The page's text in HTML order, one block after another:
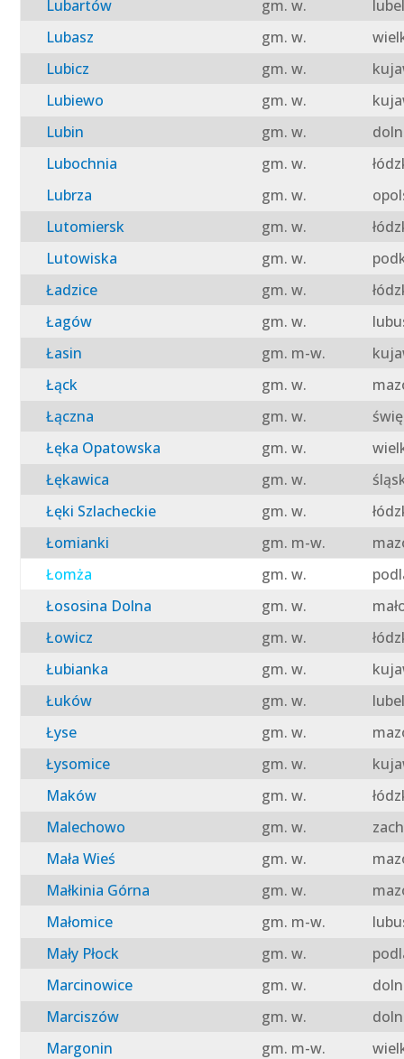
Lubartów gm. w.
Lubasz
gm. w.
Lubicz
gm. w.
Lubiewo
gm. w.
Lubin
gm. w.
Lubochnia
gm. w.
Lubrza
gm. w.
Lutomiersk
gm. w.
Lutowiska
gm. w.
Ładzice
gm. w.
Łagów
gm. w.
Łasin
gm. m-w.
Łąck
gm. w.
Łączna
gm. w.
Łęka Opatowska
gm. w.
Łękawica
gm. w.
Łęki Szlacheckie
gm. w.
Łomianki
gm. m-w.
Łomża
gm. w.
Łososina Dolna
gm. w.
Łowicz
gm. w.
Łubianka
gm. w.
Łuków
gm. w.
Łyse
gm. w.
Łysomice
gm. w.
Maków
gm. w.
Malechowo
gm. w.
Mała Wieś
gm. w.
Małkinia Górna
gm. w.
Małomice
gm. m-w.
Mały Płock
gm. w.
Marcinowice
gm. w.
Marciszów
gm. w.
Margonin
gm. m-w.